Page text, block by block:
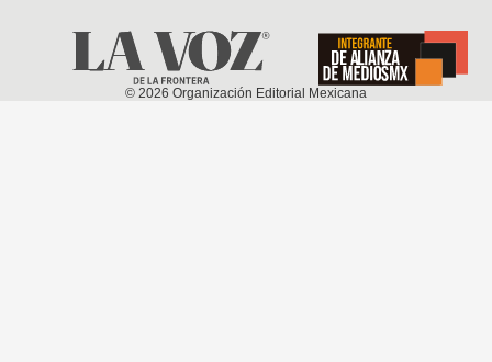
© 2026 Organización Editorial Mexicana